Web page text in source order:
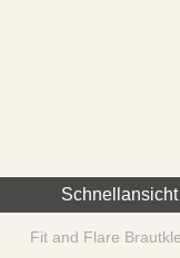
Schnellansicht
Fit and Flare